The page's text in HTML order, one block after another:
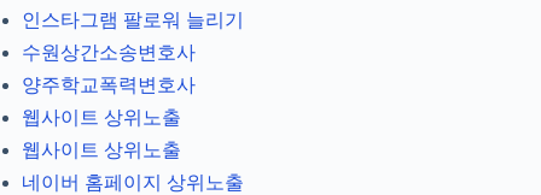
인스타그램 팔로워 늘리기
수원상간소송변호사
양주학교폭력변호사
웹사이트 상위노출
웹사이트 상위노출
네이버 홈페이지 상위노출